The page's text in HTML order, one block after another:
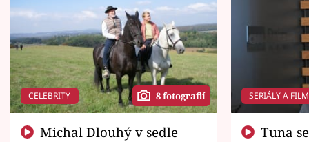
CELEBRITY 8 fotografií SERIÁLY A